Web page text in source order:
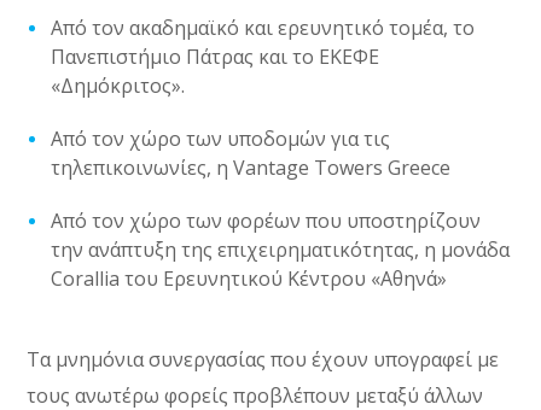
Από τον ακαδημαϊκό και ερευνητικό τομέα, το
Πανεπιστήμιο Πάτρας και το ΕΚΕΦΕ
«Δημόκριτος».
Από τον χώρο των υποδομών για τις
τηλεπικοινωνίες, η Vantage Towers Greece
Από τον χώρο των φορέων που υποστηρίζουν
την ανάπτυξη της επιχειρηματικότητας, η μονάδα
Corallia του Ερευνητικού Κέντρου «Αθηνά»
Τα μνημόνια συνεργασίας που έχουν υπογραφεί με
τους ανωτέρω φορείς προβλέπουν μεταξύ άλλων